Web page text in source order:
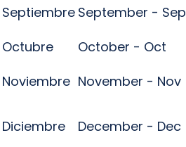
Septiembre September - Sep
Octubre
October - Oct
Noviembre November - Nov
Diciembre
December - Dec